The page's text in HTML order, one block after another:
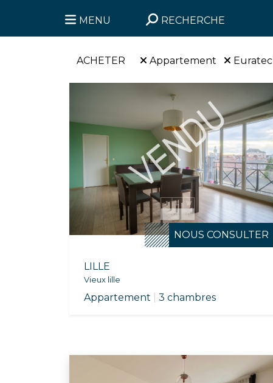
MENU RECHERCHE
ACHETER Appartement
NOUS CONSULTER
LILLE
Vieux lille
Appartement 3 chambres